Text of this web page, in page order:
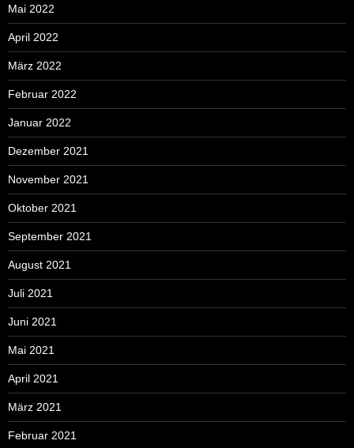
Mai 2022
April 2022
März 2022
Februar 2022
Januar 2022
Dezember 2021
November 2021
Oktober 2021
September 2021
August 2021
Juli 2021
Juni 2021
Mai 2021
April 2021
März 2021
Februar 2021